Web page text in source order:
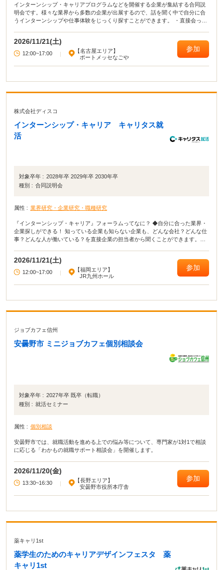
インターンシップ・キャリアプログラムなどを開催する企業が集結する合同説
明会です。様々な業界から多数の企業が出展するので、話を聞く中で自分に合
うインターンシップや仕事体験をじっくり探すことができます。 ・直接会って
できる！ ・周囲の学生の雰囲気が分かり意識が高まる！
2026/11/21(土)
12:00~17:00
【名古屋エリア】
ポートメッセなごや
参加
株式会社ディスコ
インターンシップ・キャリア キャリタス就
活
対象卒年 : 2028年卒 2029年卒 2030年卒
種別 : 合同説明会
属性 : 業界研究・企業研究・職種研究
『インターンシップ・キャリア』フォーラムってなに？ ◆自分に合った業界・
企業探しができる！ 知っている企業も知らない企業も、どんな会社？どんな仕
事？どんな人が働いている？を直接企業の担当者から聞くことができます。
2026/11/21(土)
12:00~17:00
【福岡エリア】
JR九州ホール
参加
ジョブカフェ信州
安曇野市 ミニジョブカフェ個別相談会
対象卒年 : 2027年卒 既卒（転職）
種別 : 就活セミナー
属性 : 個別相談
安曇野市では、就職活動を進める上での悩み等について、専門家が1対1で相談
に応じる「わかもの就職サポート相談会」を開催します。
2026/11/20(金)
13:30~16:30
【長野エリア】
安曇野市役所本庁舎
参加
薬キャリ1st
薬学生のためのキャリアデザインフェスタ 薬
キャリ1st